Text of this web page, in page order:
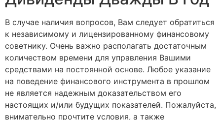
В случае наличия вопросов, Вам следует обратиться
к независимому и лицензированному финансовому
советнику. Очень важно располагать достаточным
количеством времени для управления Вашими
средствами на постоянной основе. Любое указание
на поведение финансового инструмента в прошлом
не является надежным доказательством его
настоящих и/или будущих показателей. Пожалуйста,
внимательно прочтите условия, а также